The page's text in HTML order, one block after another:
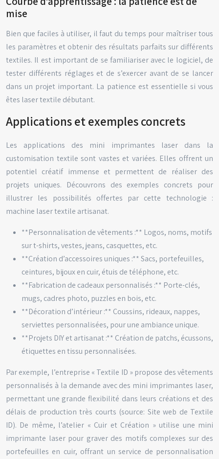
mise
Bien que faciles à utiliser, il faut du temps pour maîtriser tous
les paramètres et obtenir des résultats parfaits sur différents
textiles. Il est important de se familiariser avec le logiciel, de
tester différents réglages et de s’exercer avant de se lancer
dans un projet important. La patience est essentielle si vous
êtes laser textile débutant.
Applications et exemples concrets
Les applications des mini imprimantes laser dans la
customisation textile sont vastes et variées. Elles offrent un
potentiel créatif immense et permettent de réaliser des
projets uniques. Découvrons des exemples concrets pour
illustrer les possibilités offertes par cette technologie :
machine laser textile artisanat.
**Personnalisation de vêtements :** Logos, noms, motifs
sur t-shirts, vestes, jeans, casquettes, etc.
**Création d’accessoires uniques :** Sacs, portefeuilles,
ceintures, bijoux en cuir, étuis de téléphone, etc.
**Fabrication de cadeaux personnalisés :** Porte-clés,
mugs, cadres photo, puzzles en bois, etc.
**Décoration d’intérieur :** Coussins, rideaux, nappes,
serviettes personnalisées, pour une ambiance unique.
**Projets DIY et artisanat :** Création de patchs, écussons,
étiquettes en tissu personnalisées.
Par exemple, l’entreprise « Textile ID » propose des vêtements
personnalisés à la demande avec des mini imprimantes laser,
permettant une grande flexibilité dans leurs créations et des
délais de production très courts (source: Site web de Textile
ID). De même, l’atelier « Cuir et Création » utilise une mini
imprimante laser pour graver des motifs complexes sur des
portefeuilles en cuir, offrant un service de personnalisation